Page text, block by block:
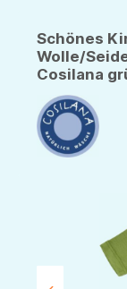
Schönes
Wolle/
Cosilana